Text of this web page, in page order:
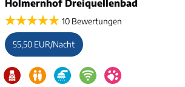
Holmernhof Dreiquellenbad
10 Bewertungen
55,50 EUR/Nacht